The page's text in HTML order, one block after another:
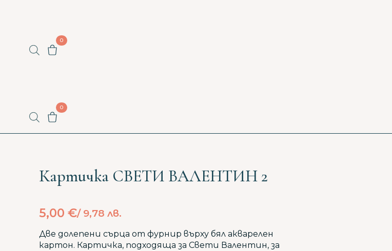
0
0
Картичка СВЕТИ ВАЛЕНТИН 2
5,00 €/ 9,78 лв.
Две долепени сърца от фурнир върху бял акварелен
картон. Картичка, подходяща за Свети Валентин, за